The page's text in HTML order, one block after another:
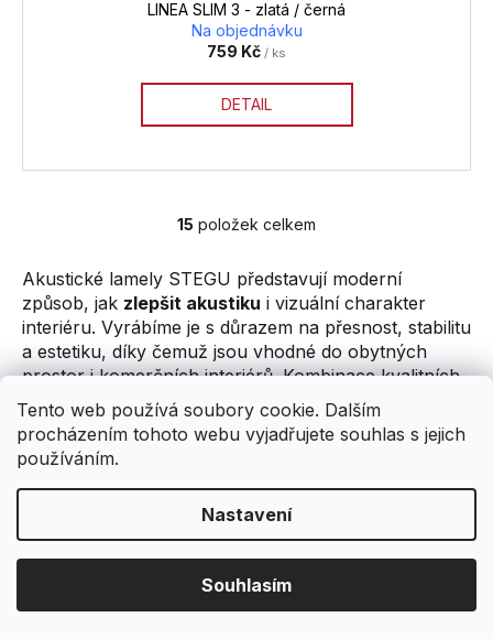
Tento web používá soubory cookie. Dalším
procházením tohoto webu vyjadřujete souhlas s jejich
používáním.
Nastavení
Souhlasím
LINEA SLIM 3 - zlatá / černá
Na objednávku
759 Kč / ks
DETAIL
O
l
á
d
a
c
í
p
y
v
ý
p
15 položek celkem
Akustické lamely STEGU představují moderní
způsob, jak zlepšit akustiku i vizuální charakter
interiéru. Vyrábíme je s důrazem na přesnost, stabilitu
a estetiku, díky čemuž jsou vhodné do obytných
prostor i komerčních interiérů. Kombinace kvalitních
materiálů a přesné výroby zajišťuje, že lamely
dlouhodobě drží tvar, snadno se montují a poskytují
funkční akustický komfort.
Typické použití akustických lamel
Akustické lamely jsou ideální tam, kde chcete propojit
design a funkčnost. Uplatní se v obývacích pokojích,
ložnicích, pracovnách i domácích studiích. Velmi
dobře fungují také v kancelářích, zasedacích